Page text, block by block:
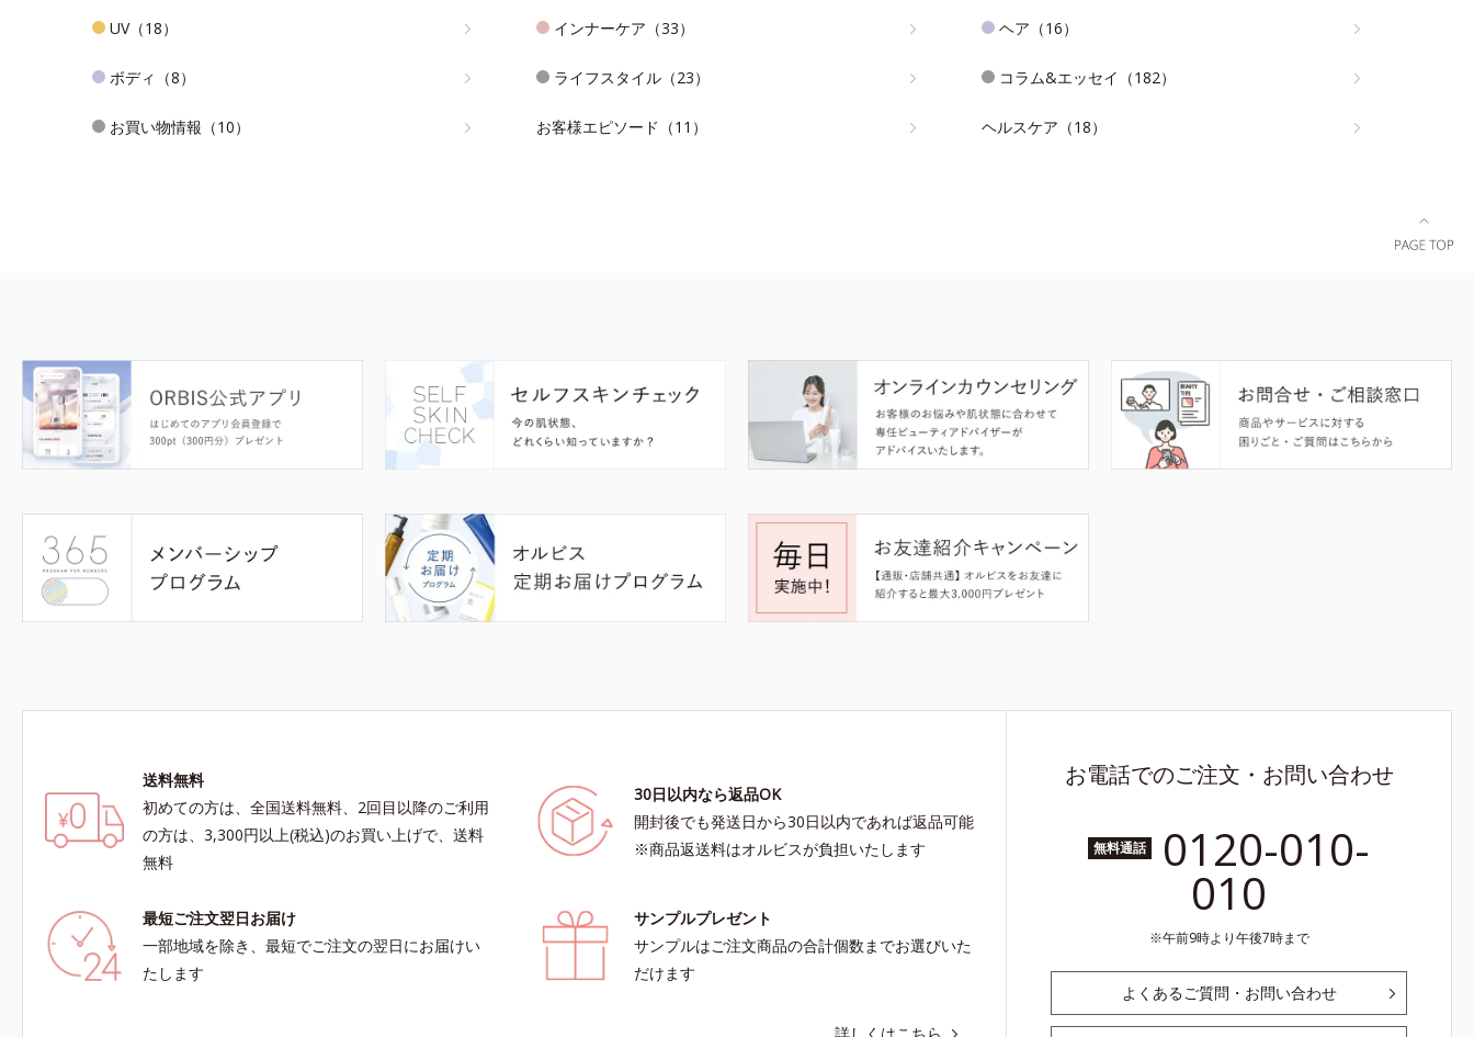
UV（18） インナーケア（33） ヘア（16）
ボディ（8） ライフスタイル（23） コラム&エッセイ（182）
お買い物情報（10） お客様エピソード（11） ヘルスケア（18）
送料無料
初めての方は、全国送料無料、2回目以降のご利用
の方は、3,300円以上(税込)のお買い上げで、送料
無料
30日以内なら返品OK
開封後でも発送日から30日以内であれば返品可能
※商品返送料はオルビスが負担いたします
最短ご注文翌日お届け
一部地域を除き、最短でご注文の翌日にお届けい
たします
サンプルプレゼント
サンプルはご注文商品の合計個数までお選びいた
だけます
お電話でのご注文・お問い合わせ
無料通話 0120-010-
010
午前9時より午後7時まで
よくあるご質問・お問い合わせ